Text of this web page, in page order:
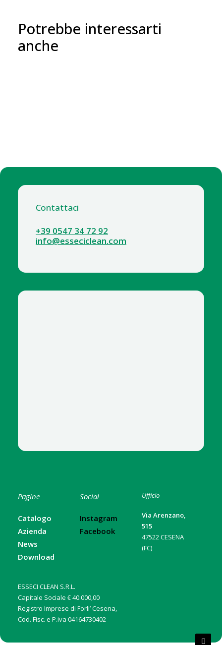
Potrebbe interessarti
anche
Contattaci
+39 0547 34 72 92
info@esseciclean.com
Pagine
Catalogo
Azienda
News
Download
Social
Instagram
Facebook
Ufficio
Via Arenzano,
515
47522 CESENA
(FC)
ESSECI CLEAN S.R.L.
Capitale Sociale € 40.000,00
Registro Imprese di Forli’ Cesena,
Cod. Fisc. e P.iva 04164730402